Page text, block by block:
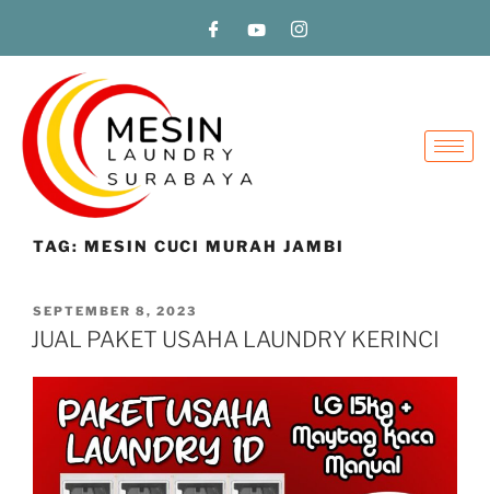
TAG: MESIN CUCI MURAH JAMBI
SEPTEMBER 8, 2023
JUAL PAKET USAHA LAUNDRY KERINCI